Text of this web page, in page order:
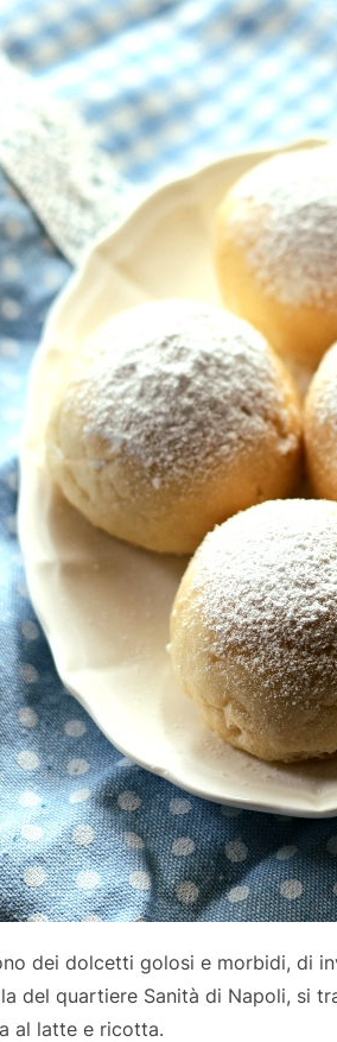
dei dolcetti golosi e morbidi, di
del quartiere Sanità di Napoli, si
al latte e ricotta.